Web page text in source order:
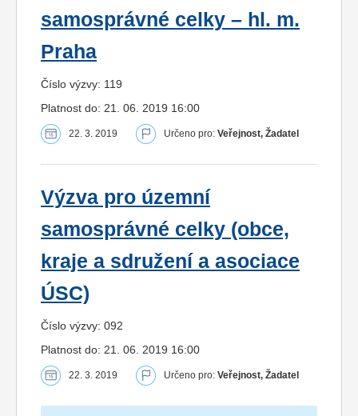
samosprávné celky – hl. m.
Praha
Číslo výzvy: 119
Platnost do: 21. 06. 2019 16:00
22. 3. 2019 Určeno pro: Veřejnost, Žadatel
Výzva pro územní
samosprávné celky (obce,
kraje a sdružení a asociace
ÚSC)
Číslo výzvy: 092
Platnost do: 21. 06. 2019 16:00
22. 3. 2019 Určeno pro: Veřejnost, Žadatel